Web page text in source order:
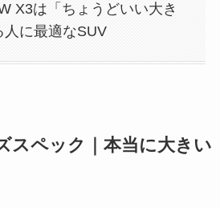
X3は「ちょうどいい大き
人に最適なSUV
スペック｜本当に大きい